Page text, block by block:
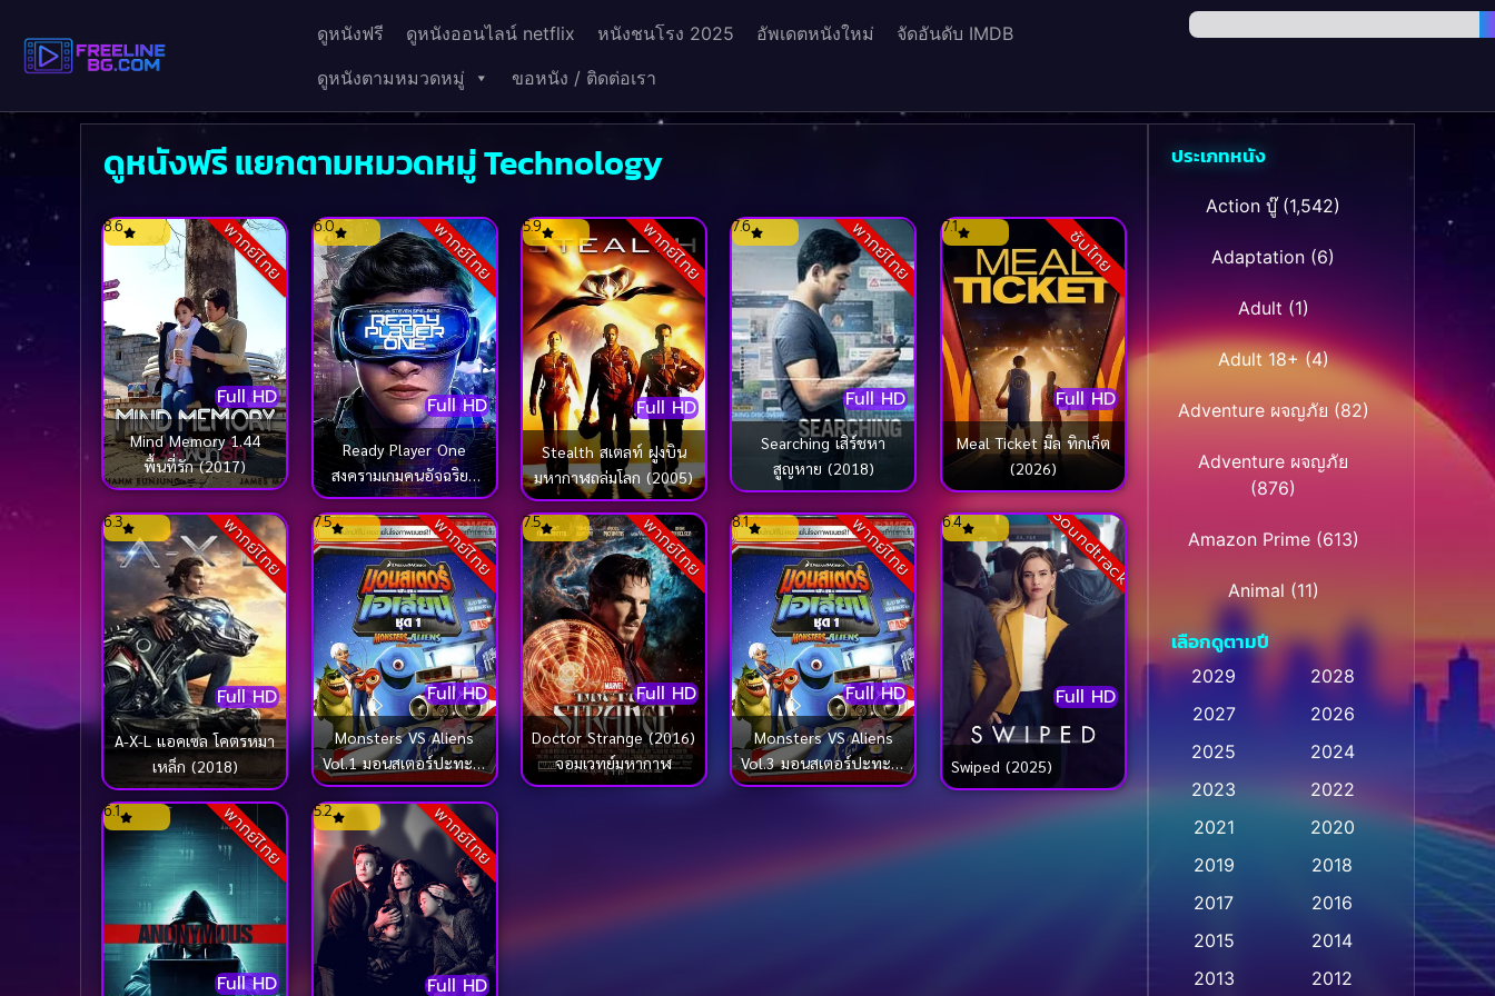
ดูหนังฟรี ดูหนังออนไลน์ netflix หนังชนโรง 2025 อัพเดตหนังใหม่
จัดอันดับ IMDB
ดูหนังตามหมวดหมู่
ขอหนัง / ติดต่อเรา
ดูหนังฟรี แยกตามหมวดหมู่ Technology
พากย์ไทย
Full HD
8.6
Mind Memory 1.44
พื้นที่รัก (2017)
พากย์ไทย
Full HD
6.0
Ready Player One
สงครามเกมคนอัจฉริยะ
(2018)
พากย์ไทย
Full HD
5.9
Stealth สเตลท์ ฝูงบิน
มหากาฬถล่มโลก (2005)
พากย์ไทย
Full HD
7.6
Searching เสิร์ชหา
สูญหาย (2018)
ซับไทย
Full HD
7.1
Meal Ticket มีล ทิกเก็ต
(2026)
พากย์ไทย
Full HD
6.3
A-X-L แอคเซล โคตรหมา
เหล็ก (2018)
พากย์ไทย
Full HD
7.5
Monsters VS Aliens
Vol.1 มอนสเตอร์ปะทะเอ
เลี่ยน ชุด 1
พากย์ไทย
Full HD
7.5
Doctor Strange (2016)
จอมเวทย์มหากาฬ
พากย์ไทย
Full HD
8.1
Monsters VS Aliens
Vol.3 มอนสเตอร์ปะทะเอ
เลี่ยน ชุด 3
Soundtrack
Full HD
6.4
Swiped (2025)
พากย์ไทย
Full HD
6.1 พากย์ไทย
Full HD
5.2
ประเภทหนัง
Action บู๊(1,542)
Adaptation (6)
Adult(1)
Adult 18+(4)
Adventure ผจญภัย (82)
Adventure ผจญภัย
(876)
Amazon Prime(613)
Animal (11)
Animation การ์ตูน (28)
Animation การ์ตูน
Animation อนิเมชั่น(1)
Animation แอนิเมชั่น(1)
Anthology (2)
เลือกดูตามปี
2029
2028
2027
2026
2025
2024
2023
2022
2021
2020
2019
2018
2017
2016
2015
2014
2013
2012